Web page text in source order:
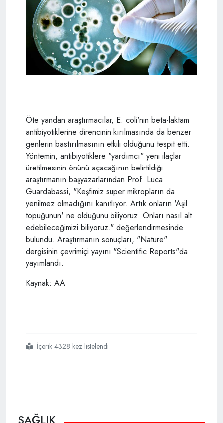
Öte yandan araştırmacılar, E. coli'nin beta-laktam
antibiyotiklerine direncinin kırılmasında da benzer
genlerin bastırılmasının etkili olduğunu tespit etti.
Yöntemin, antibiyotiklere "yardımcı" yeni ilaçlar
üretilmesinin önünü açacağının belirtildiği
araştırmanın başyazarlarından Prof. Luca
Guardabassi, "Keşfimiz süper mikropların da
yenilmez olmadığını kanıtlıyor. Artık onların 'Aşil
topuğunun' ne olduğunu biliyoruz. Onları nasıl alt
edebileceğimizi biliyoruz." değerlendirmesinde
bulundu. Araştırmanın sonuçları, "Nature"
dergisinin çevrimiçi yayını "Scientific Reports"da
yayımlandı.
Kaynak: AA
#bakteriler
#mutasyon
#antibiyotiklere dirençleri kırıldı
İçerik 4328 kez listelendi
SAĞLIK